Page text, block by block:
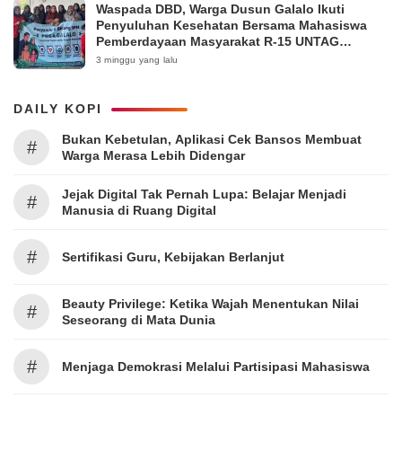
Waspada DBD, Warga Dusun Galalo Ikuti
Penyuluhan Kesehatan Bersama Mahasiswa
Pemberdayaan Masyarakat R-15 UNTAG
Surabaya 2026
3 minggu yang lalu
DAILY KOPI
#
Bukan Kebetulan, Aplikasi Cek Bansos Membuat
Warga Merasa Lebih Didengar
#
Jejak Digital Tak Pernah Lupa: Belajar Menjadi
Manusia di Ruang Digital
# Sertifikasi Guru, Kebijakan Berlanjut
#
Beauty Privilege: Ketika Wajah Menentukan Nilai
Seseorang di Mata Dunia
# Menjaga Demokrasi Melalui Partisipasi Mahasiswa